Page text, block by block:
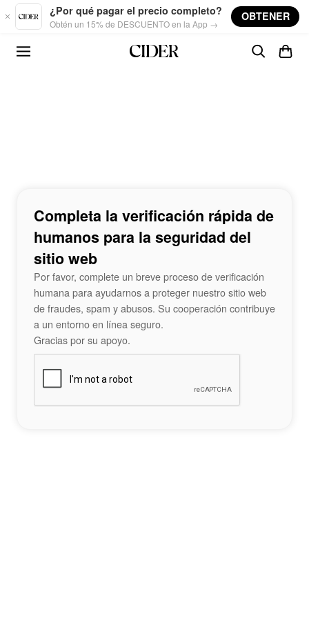
Skip to main content
¿Por qué pagar el precio completo?
Obtén un 15% de DESCUENTO en la App →
OBTENER
Completa la verificación rápida de
humanos para la seguridad del
sitio web
Por favor, complete un breve proceso de verificación
humana para ayudarnos a proteger nuestro sitio web
de fraudes, spam y abusos. Su cooperación contribuye
a un entorno en línea seguro.
Gracias por su apoyo.